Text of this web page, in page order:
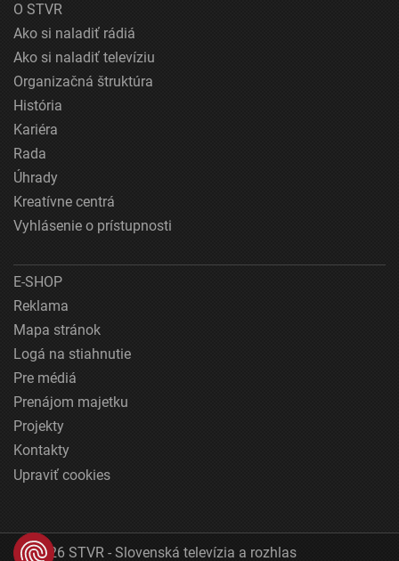
O STVR
Ako si naladiť rádiá
Ako si naladiť televíziu
Organizačná štruktúra
História
Kariéra
Rada
Úhrady
Kreatívne centrá
Vyhlásenie o prístupnosti
E-SHOP
Reklama
Mapa stránok
Logá na stiahnutie
Pre médiá
Prenájom majetku
Projekty
Kontakty
Upraviť cookies
© 2026 STVR - Slovenská televízia a rozhlas